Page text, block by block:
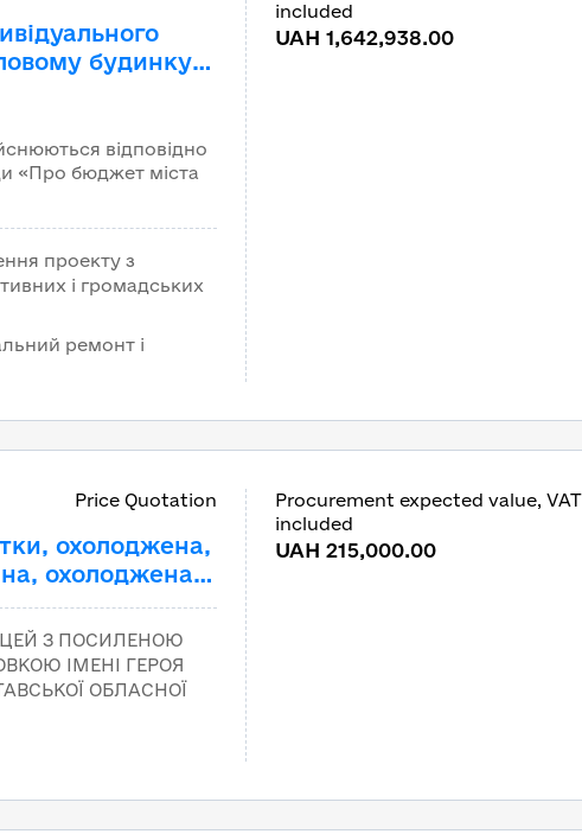
будинку
23-А (код ДК
відповідно
«Про бюджет міста
проекту з
і громадських
ремонт і
included
UAH 1,642,938.00
Price Quotation
охолоджена,
охолоджена,
охолоджене,
вакуумне
З ПОСИЛЕНОЮ
ІМЕНІ ГЕРОЯ
ОБЛАСНОЇ
Procurement expected value,
included
UAH 215,000.00